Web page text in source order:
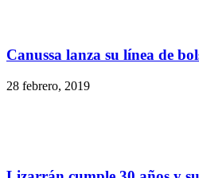
Canussa lanza su línea de
28 febrero, 2019